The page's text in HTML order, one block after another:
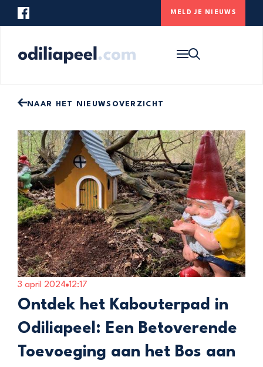
MELD JE NIEUWS
NAAR HET NIEUWSOVERZICHT
3 april 2024 12:17
Ontdek het Kabouterpad in
Odiliapeel: Een Betoverende
Toevoeging aan het Bos aan
ONS DORP
MELD JE NIEUWS
onderstaande zoekbalk om de website te